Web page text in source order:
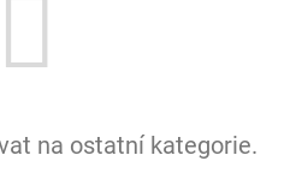
na ostatní kategorie.